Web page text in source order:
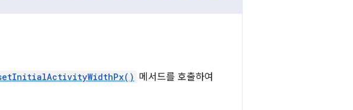
메서드를 호출하여